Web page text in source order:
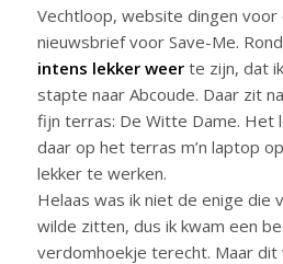
Vechtloop, website dingen
nieuwsbrief voor Save-Me.
intens lekker weerte zijn, dat
stapte naar Abcoude. Daar zit
fijn terras: De Witte Dame. Het
daar op het terras m’n laptop
lekker te werken.
Helaas was ik niet de enige die
wilde zitten, dus ik kwam een
verdomhoekje terecht. Maar dit